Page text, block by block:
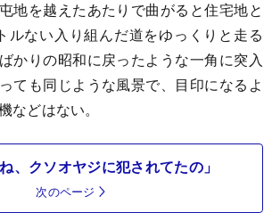
地を越えたあたりで曲がると住宅地と
ルない入り組んだ道をゆっくりと走る
かりの昭和に戻ったような一角に突入
ても同じような風景で、目印になるよ
などはない。
、クソオヤジに犯されてたの」
次のページ